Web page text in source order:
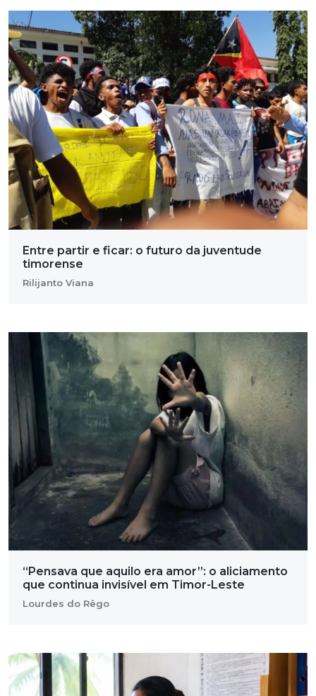
Entre partir e ficar: o futuro da juventude
timorense
Rilijanto Viana
“Pensava que aquilo era amor”: o aliciamento
que continua invisível em Timor-Leste
Lourdes do Rêgo